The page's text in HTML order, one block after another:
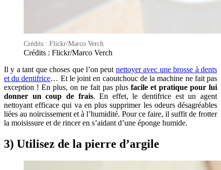
Crédits : Flickr/Marco Verch
Crédits : Flickr/Marco Verch
Il y a tant que choses que l’on peut nettoyer avec une brosse à dents
et du dentifrice… Et le joint en caoutchouc de la machine ne fait pas
exception ! En plus, on ne fait pas plus facile et pratique pour lui
donner un coup de frais. En effet, le dentifrice est un agent
nettoyant efficace qui va en plus supprimer les odeurs désagréables
liées au noircissement et à l’humidité. Pour ce faire, il suffit de frotter
la moisissure et de rincer en s’aidant d’une éponge humide.
3) Utilisez de la pierre d’argile